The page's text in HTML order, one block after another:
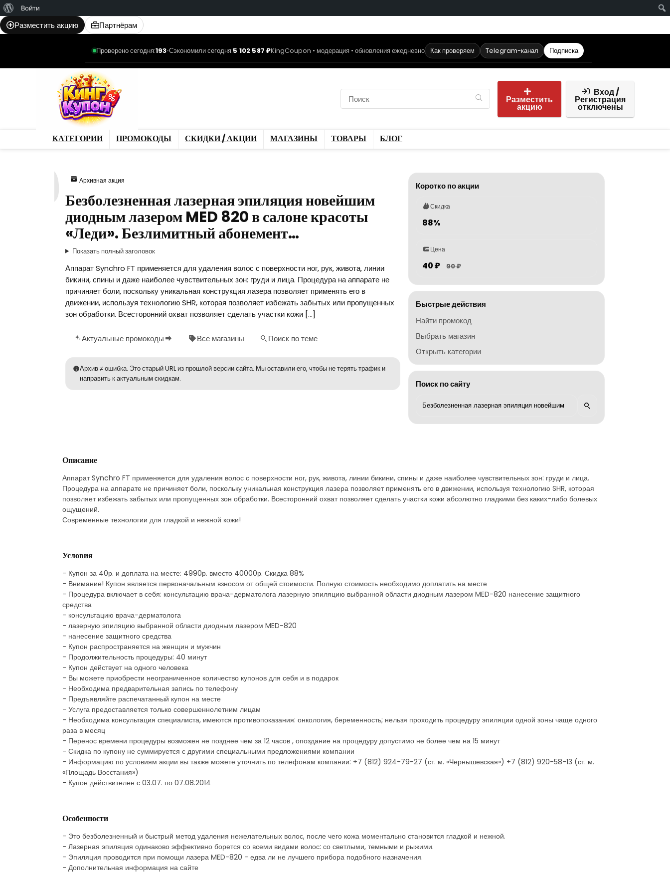
WordPress
Войти
Разместить акцию Партнёрам
Проверено сегодня:193•Сэкономили сегодня:5 102 587 ₽KingCoupon • модерация • обновления ежедневно Как проверяем Telegram-канал Подписка
Разместить
акцию
Вход /
Регистрация
отключены
КАТЕГОРИИ ПРОМОКОДЫ СКИДКИ / АКЦИИ МАГАЗИНЫ ТОВАРЫ БЛОГ
Архивная акция
Безболезненная лазерная эпиляция новейшим
диодным лазером MED 820 в салоне красоты
«Леди». Безлимитный абонемент…
Показать полный заголовок
Аппарат Synchro FT применяется для удаления волос с поверхности ног, рук, живота, линии
бикини, спины и даже наиболее чувствительных зон: груди и лица. Процедура на аппарате не
причиняет боли, поскольку уникальная конструкция лазера позволяет применять его в
движении, используя технологию SHR, которая позволяет избежать забытых или пропущенных
зон обработки. Всесторонний охват позволяет сделать участки кожи […]
Актуальные промокоды Все магазины Поиск по теме
Архив ≠ ошибка. Это старый URL из прошлой версии сайта. Мы оставили его, чтобы не терять трафик и
направить к актуальным скидкам.
Коротко по акции
Скидка
88%
Цена
40 ₽ 90 ₽
Быстрые действия
Найти промокод
Выбрать магазин
Открыть категории
Поиск по сайту
Описание
Аппарат Synchro FT применяется для удаления волос с поверхности ног, рук, живота, линии бикини, спины и даже наиболее чувствительных зон: груди и лица.
Процедура на аппарате не причиняет боли, поскольку уникальная конструкция лазера позволяет применять его в движении, используя технологию SHR, которая
позволяет избежать забытых или пропущенных зон обработки. Всесторонний охват позволяет сделать участки кожи абсолютно гладкими без каких-либо болевых
ощущений.
Современные технологии для гладкой и нежной кожи!
Условия
- Купон за 40р. и доплата на месте: 4990р. вместо 40000р. Скидка 88%
- Внимание! Купон является первоначальным взносом от общей стоимости. Полную стоимость необходимо доплатить на месте
- Процедура включает в себя: консультацию врача-дерматолога лазерную эпиляцию выбранной области диодным лазером MED-820 нанесение защитного
средства
- консультацию врача-дерматолога
- лазерную эпиляцию выбранной области диодным лазером MED-820
- нанесение защитного средства
- Купон распространяется на женщин и мужчин
- Продолжительность процедуры: 40 минут
- Купон действует на одного человека
- Вы можете приобрести неограниченное количество купонов для себя и в подарок
- Необходима предварительная запись по телефону
- Предъявляйте распечатанный купон на месте
- Услуга предоставляется только совершеннолетним лицам
- Необходима консультация специалиста, имеются противопоказания: онкология, беременность; нельзя проходить процедуру эпиляции одной зоны чаще одного
раза в месяц
- Перенос времени процедуры возможен не позднее чем за 12 часов , опоздание на процедуру допустимо не более чем на 15 минут
- Скидка по купону не суммируется с другими специальными предложениями компании
- Информацию по условиям акции вы также можете уточнить по телефонам компании: +7 (812) 924-79-27 (ст. м. «Чернышевская») +7 (812) 920-58-13 (ст. м.
«Площадь Восстания»)
- Купон действителен с 03.07. по 07.08.2014
Особенности
- Это безболезненный и быстрый метод удаления нежелательных волос, после чего кожа моментально становится гладкой и нежной.
- Лазерная эпиляция одинаково эффективно борется со всеми видами волос: со светлыми, темными и рыжими.
- Эпиляция проводится при помощи лазера MED-820 - едва ли не лучшего прибора подобного назначения.
- Дополнительная информация на сайте